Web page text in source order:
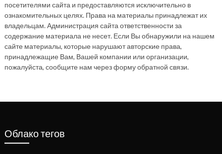
посетителями сайта и предоставляются исключительно в
ознакомительных целях. Права на материалы принадлежат их
владельцам. Администрация сайта ответственности за
содержание материала не несет. Если Вы обнаружили на нашем
сайте материалы, которые нарушают авторские права,
принадлежащие Вам, Вашей компании или организации,
пожалуйста, сообщите нам через форму обратной связи.
Облако тегов